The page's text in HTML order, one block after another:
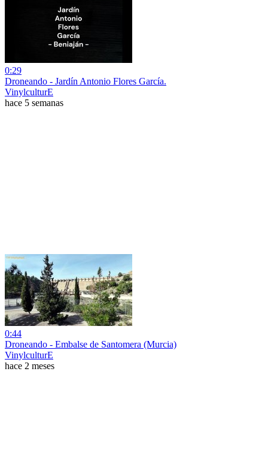
0:29
Droneando - Jardín Antonio Flores García.
VinylculturE
hace 5 semanas
0:44
Droneando - Embalse de Santomera (Murcia)
VinylculturE
hace 2 meses